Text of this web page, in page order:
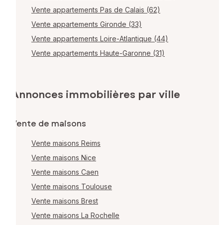
Vente appartements Pas de Calais (62)
Vente appartements Gironde (33)
Vente appartements Loire-Atlantique (44)
Vente appartements Haute-Garonne (31)
Annonces immobilières par ville
Vente de maisons
Vente maisons Reims
Vente maisons Nice
Vente maisons Caen
Vente maisons Toulouse
Vente maisons Brest
Vente maisons La Rochelle